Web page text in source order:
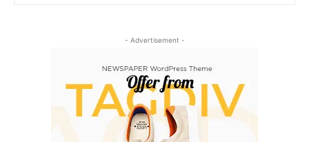
- Advertisement -